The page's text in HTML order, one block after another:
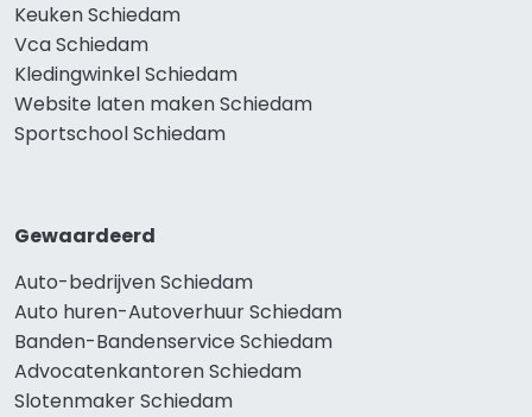
Keuken Schiedam
Vca Schiedam
Kledingwinkel Schiedam
Website laten maken Schiedam
Sportschool Schiedam
Gewaardeerd
Auto-bedrijven Schiedam
Auto huren-Autoverhuur Schiedam
Banden-Bandenservice Schiedam
Advocatenkantoren Schiedam
Slotenmaker Schiedam